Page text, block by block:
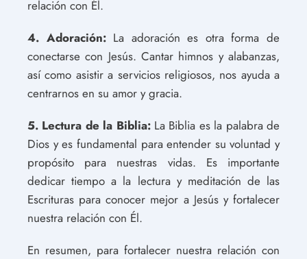
relación con Él.
4. Adoración:La adoración es otra forma de
conectarse con Jesús. Cantar himnos y alabanzas,
así como asistir a servicios religiosos, nos ayuda a
centrarnos en su amor y gracia.
5. Lectura de la Biblia:La Biblia es la palabra de
Dios y es fundamental para entender su voluntad y
propósito para nuestras vidas. Es importante
dedicar tiempo a la lectura y meditación de las
Escrituras para conocer mejor a Jesús y fortalecer
nuestra relación con Él.
En resumen, para fortalecer nuestra relación con